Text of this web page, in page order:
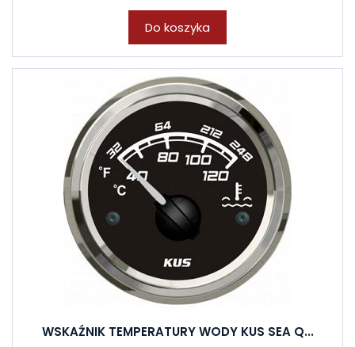
Do koszyka
WSKAŹNIK TEMPERATURY WODY KUS SEA Q...